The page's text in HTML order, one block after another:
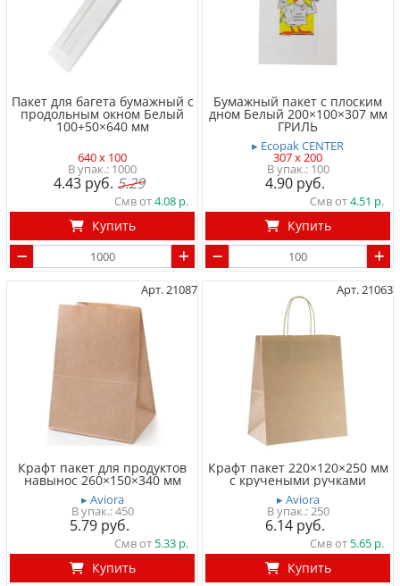
Пакет для багета бумажный с
продольным окном Белый
100+50×640 мм
640 x 100
1000
4.43 5.29
Смв от4.08
Купить
Бумажный пакет с плоским
дном Белый 200×100×307 мм
ГРИЛЬ
▸ Ecopak CENTER
307 x 200
100
4.90
Смв от4.51
Купить
Арт. 21087
Крафт пакет для продуктов
навынос 260×150×340 мм
▸ Aviora
450
5.79
Смв от 5.33
Купить
Арт. 21063
Крафт пакет 220×120×250 мм
с кручеными ручками
▸ Aviora
250
6.14
Смв от 5.65
Купить